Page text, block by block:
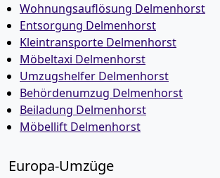
Wohnungsauflösung Delmenhorst
Entsorgung Delmenhorst
Kleintransporte Delmenhorst
Möbeltaxi Delmenhorst
Umzugshelfer Delmenhorst
Behördenumzug Delmenhorst
Beiladung Delmenhorst
Möbellift Delmenhorst
Europa-Umzüge